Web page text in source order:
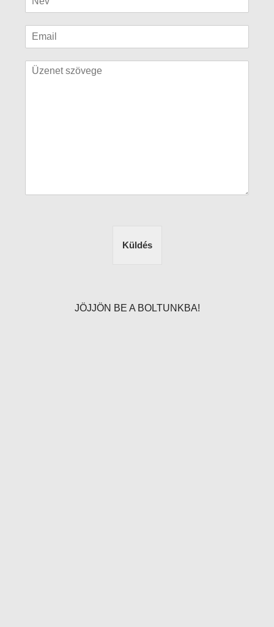
Küldés
JÖJJÖN BE A BOLTUNKBA!